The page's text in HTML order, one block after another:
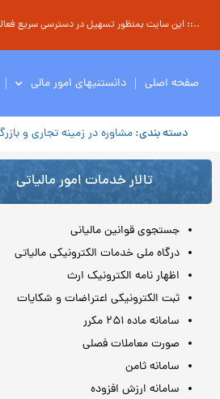
..:: این سایت بمنظور تسهیل در دسترسی سریع
صفحه اصلی دانستنیهای امور مالی
دسته بندی:مشاوره در زمینه تجاری و
تالار خدمات امور مالیاتی
جستجوی قوانین مالیانی
درگاه ملی خدمات الکترونیکی مالیاتی
اظهار نامه الکترونیک ارث
ثبت الکترونیکی اعتراضات و شکایات
سامانه ماده ۲۵۱ مکرر
صورت معاملات فصلی
سامانه ثامن
سامانه ارزش افزوده